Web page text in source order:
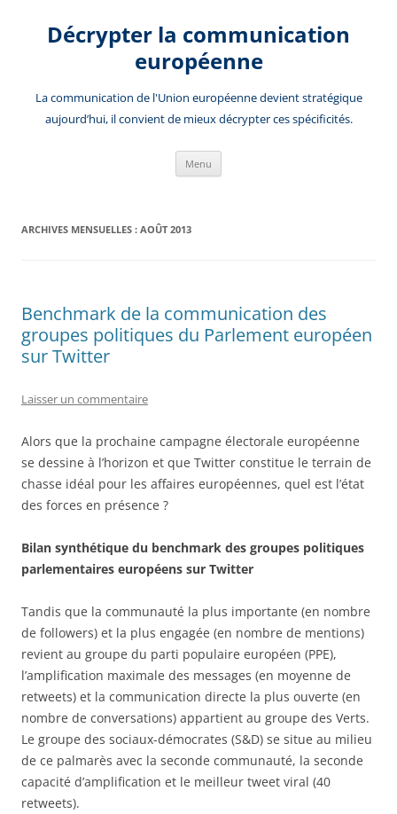
contenuDécrypter la communication
européenne
La communication de l'Union européenne devient stratégique
aujourd’hui, il convient de mieux décrypter ces spécificités.
Menu
ARCHIVES MENSUELLES : AOÛT 2013
Benchmark de la communication des
groupes politiques du Parlement européen
sur Twitter
Laisser un commentaire
Alors que la prochaine campagne électorale européenne
se dessine à l’horizon et que Twitter constitue le terrain de
chasse idéal pour les affaires européennes, quel est l’état
des forces en présence ?
Bilan synthétique du benchmark des groupes politiques
parlementaires européens sur Twitter
Tandis que la communauté la plus importante (en nombre
de followers) et la plus engagée (en nombre de mentions)
revient au groupe du parti populaire européen (PPE),
l’amplification maximale des messages (en moyenne de
retweets) et la communication directe la plus ouverte (en
nombre de conversations) appartient au groupe des Verts.
Le groupe des sociaux-démocrates (S&D) se situe au milieu
de ce palmarès avec la seconde communauté, la seconde
capacité d’amplification et le meilleur tweet viral (40
retweets).